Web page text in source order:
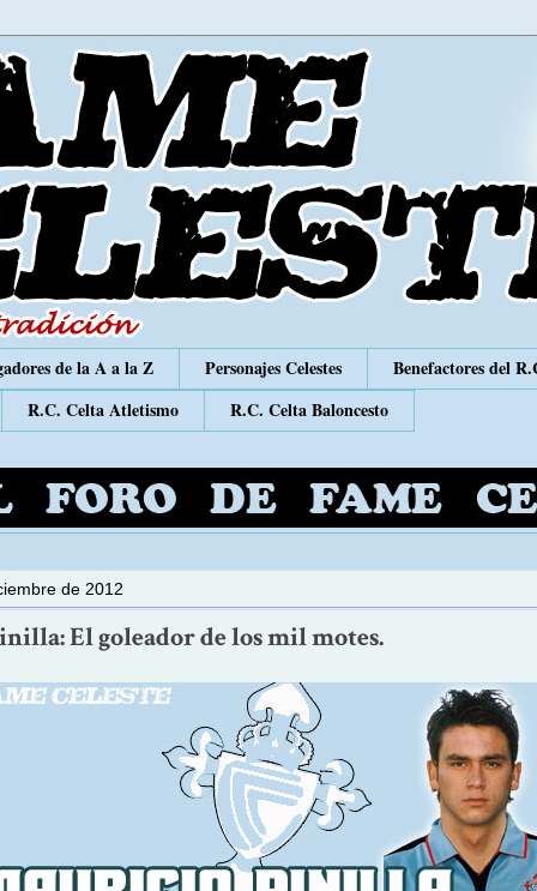
de la A a la Z Personajes Celestes
Benefactores del
R.C. Celta Atletismo
R.C. Celta Baloncesto
de 2012
El goleador de los mil motes.